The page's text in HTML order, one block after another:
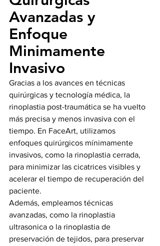
Avanzadas y
Enfoque
Minimamente
Invasivo
Gracias a los avances en técnicas
quirúrgicas y tecnología médica, la
rinoplastia post-traumática se ha vuelto
más precisa y menos invasiva con el
tiempo. En FaceArt, utilizamos
enfoques quirúrgicos mínimamente
invasivos, como la rinoplastia cerrada,
para minimizar las cicatrices visibles y
acelerar el tiempo de recuperación del
paciente.
Además, empleamos técnicas
avanzadas, como la rinoplastia
ultrasonica o la rinoplastia de
preservación de tejidos, para preservar